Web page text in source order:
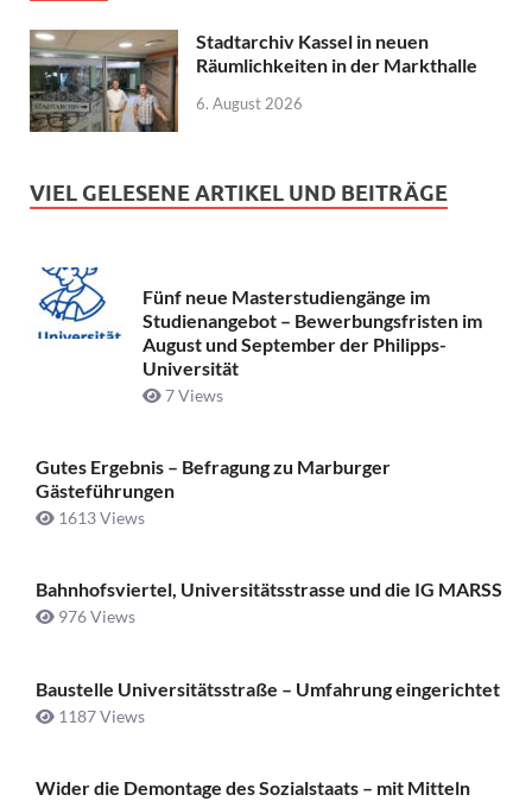
Stadtarchiv Kassel in neuen
Räumlichkeiten in der Markthalle
6. August 2026
VIEL GELESENE ARTIKEL UND BEITRÄGE
Fünf neue Masterstudiengänge im
Studienangebot – Bewerbungsfristen im
August und September der Philipps-
Universität
7 Views
Gutes Ergebnis – Befragung zu Marburger
Gästeführungen
1613 Views
Bahnhofsviertel, Universitätsstrasse und die IG MARSS
976 Views
Baustelle Universitätsstraße ­– Umfahrung eingerichtet
1187 Views
Wider die Demontage des Sozialstaats – mit Mitteln